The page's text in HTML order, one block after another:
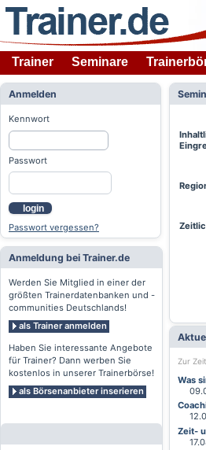
Trainer Seminare
Anmelden
Kennwort
Passwort
login
Passwort vergessen?
Anmeldung bei Trainer.de
Werden Sie Mitglied in einer der
größten Trainerdatenbanken und -
communities Deutschlands!
als Trainer anmelden
Haben Sie interessante Angebote
für Trainer? Dann werben Sie
kostenlos in unserer Trainerbörse!
als Börsenanbieter inserieren
Zur
Was
Zeit-